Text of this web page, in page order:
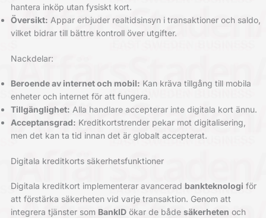
hantera inköp utan fysiskt kort.
Översikt: Appar erbjuder realtidsinsyn i transaktioner och saldo,
vilket bidrar till bättre kontroll över utgifter.
Nackdelar:
Beroende av internet och mobil: Kan kräva tillgång till mobila
enheter och internet för att fungera.
Tillgänglighet: Alla handlare accepterar inte digitala kort ännu.
Acceptansgrad: Kreditkortstrender pekar mot digitalisering,
men det kan ta tid innan det är globalt accepterat.
Digitala kreditkorts säkerhetsfunktioner
Digitala kreditkort implementerar avancerad bankteknologi för
att förstärka säkerheten vid varje transaktion. Genom att
integrera tjänster som BankIDökar de både säkerheten och